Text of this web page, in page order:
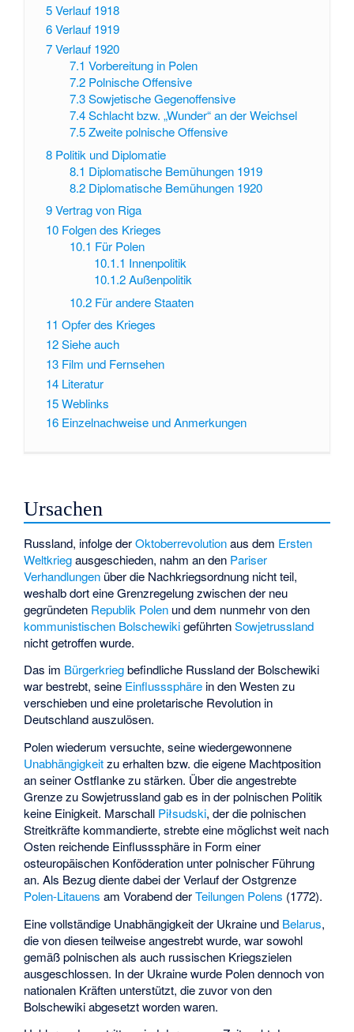
5Verlauf 1918
6Verlauf 1919
7Verlauf 1920
7.1 Vorbereitung in Polen
7.2 Polnische Offensive
7.3 Sowjetische Gegenoffensive
7.4 Schlacht bzw. „Wunder“ an der Weichsel
7.5 Zweite polnische Offensive
8 Politik und Diplomatie
8.1 Diplomatische Bemühungen 1919
8.2 Diplomatische Bemühungen 1920
9Vertrag von Riga
10 Folgen des Krieges
10.1 Für Polen
10.1.1 Innenpolitik
10.1.2 Außenpolitik
10.2 Für andere Staaten
11 Opfer des Krieges
12Siehe auch
13 Film und Fernsehen
14 Literatur
15Weblinks
16 Einzelnachweise und Anmerkungen
Ursachen
Russland, infolge derOktoberrevolutionaus dem Ersten
Weltkriegausgeschieden, nahm an den Pariser
Verhandlungen über die Nachkriegsordnung nicht teil,
weshalb dort eine Grenzregelung zwischen der neu
gegründeten Republik Polen und dem nunmehr von den
kommunistischen BolschewikigeführtenSowjetrussland
nicht getroffen wurde.
Das im Bürgerkriegbefindliche Russland der Bolschewiki
war bestrebt, seine Einflusssphäre in den Westen zu
verschieben und eine proletarische Revolution in
Deutschland auszulösen.
Polen wiederum versuchte, seine wiedergewonnene
Unabhängigkeitzu erhalten bzw. die eigene Machtposition
an seiner Ostflanke zu stärken. Über die angestrebte
Grenze zu Sowjetrussland gab es in der polnischen Politik
keine Einigkeit. Marschall Piłsudski, der die polnischen
Streitkräfte kommandierte, strebte eine möglichst weit nach
Osten reichende Einflusssphäre in Form einer
osteuropäischen Konföderation unter polnischer Führung
an. Als Bezug diente dabei der Verlauf der Ostgrenze
Polen-Litauens am Vorabend derTeilungen Polens (1772).
Eine vollständige Unabhängigkeit der Ukraine und Belarus,
die von diesen teilweise angestrebt wurde, war sowohl
gemäß polnischen als auch russischen Kriegszielen
ausgeschlossen. In der Ukraine wurde Polen dennoch von
nationalen Kräften unterstützt, die zuvor von den
Bolschewiki abgesetzt worden waren.